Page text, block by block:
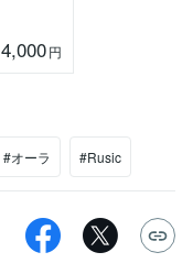
4,000円
#オーラ #Rusic